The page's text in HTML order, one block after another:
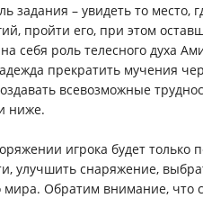
задания – увидеть то место,
пройти его, при этом
себя роль телесного духа
прекратить мучения
всевозможные
ниже.
игрока будет
улучшить снаряжение,
мира. Обратим внимание,